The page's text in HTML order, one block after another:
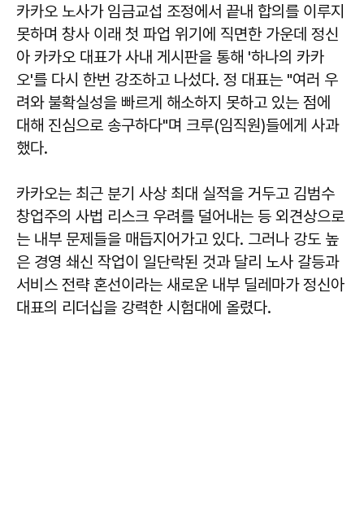
카카오 노사가 임금교섭 조정에서 끝내 합의를 이루지
못하며 창사 이래 첫 파업 위기에 직면한 가운데 정신
아 카카오 대표가 사내 게시판을 통해 '하나의 카카
오'를 다시 한번 강조하고 나섰다. 정 대표는 "여러 우
려와 불확실성을 빠르게 해소하지 못하고 있는 점에
대해 진심으로 송구하다"며 크루(임직원)들에게 사과
했다.
카카오는 최근 분기 사상 최대 실적을 거두고 김범수
창업주의 사법 리스크 우려를 덜어내는 등 외견상으로
는 내부 문제들을 매듭지어가고 있다. 그러나 강도 높
은 경영 쇄신 작업이 일단락된 것과 달리 노사 갈등과
서비스 전략 혼선이라는 새로운 내부 딜레마가 정신아
대표의 리더십을 강력한 시험대에 올렸다.